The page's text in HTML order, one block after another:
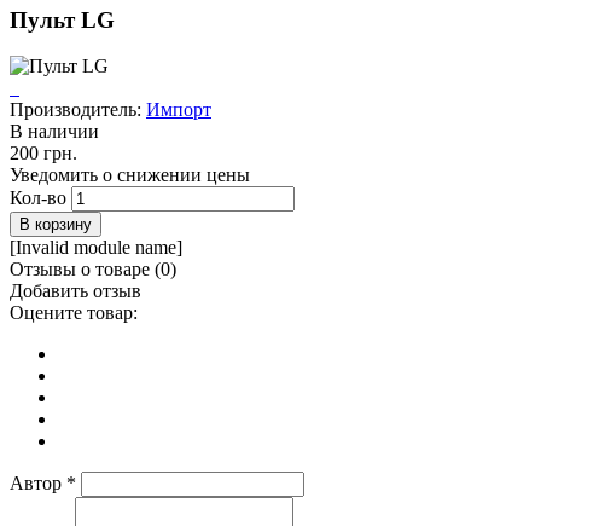
Пульт LG
Производитель: Импорт
В наличии
200 грн.
Уведомить о снижении цены
Кол-во
[Invalid module name]
Отзывы о товаре (0)
Добавить отзыв
Оцените товар:
Автор *